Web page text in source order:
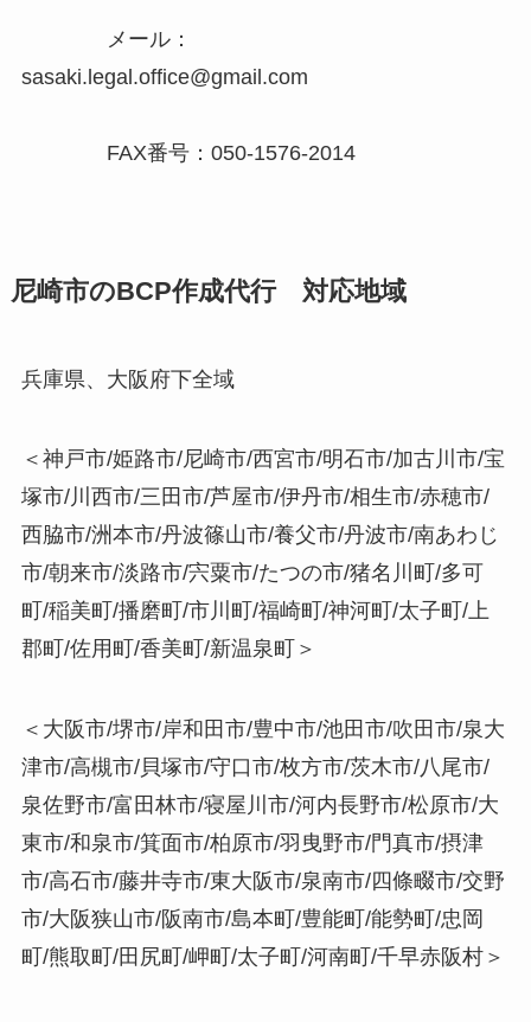
メール：
sasaki.legal.office@gmail.com
FAX番号：050-1576-2014
尼崎市のBCP作成代行 対応地域
兵庫県、大阪府下全域
＜神戸市/姫路市/尼崎市/西宮市/明石市/加古川市/宝
塚市/川西市/三田市/芦屋市/伊丹市/相生市/赤穂市/
西脇市/洲本市/丹波篠山市/養父市/丹波市/南あわじ
市/朝来市/淡路市/宍粟市/たつの市/猪名川町/多可
町/稲美町/播磨町/市川町/福崎町/神河町/太子町/上
郡町/佐用町/香美町/新温泉町＞
＜大阪市/堺市/岸和田市/豊中市/池田市/吹田市/泉大
津市/高槻市/貝塚市/守口市/枚方市/茨木市/八尾市/
泉佐野市/富田林市/寝屋川市/河内長野市/松原市/大
東市/和泉市/箕面市/柏原市/羽曳野市/門真市/摂津
市/高石市/藤井寺市/東大阪市/泉南市/四條畷市/交野
市/大阪狭山市/阪南市/島本町/豊能町/能勢町/忠岡
町/熊取町/田尻町/岬町/太子町/河南町/千早赤阪村＞